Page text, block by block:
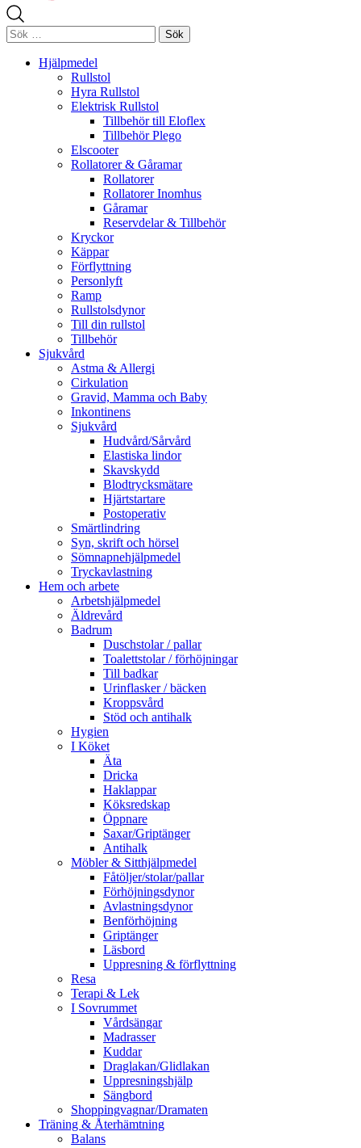
Sök
efter:
Hjälpmedel
Rullstol
Hyra Rullstol
Elektrisk Rullstol
Tillbehör till Eloflex
Tillbehör Plego
Elscooter
Rollatorer & Gåramar
Rollatorer
Rollatorer Inomhus
Gåramar
Reservdelar & Tillbehör
Kryckor
Käppar
Förflyttning
Personlyft
Ramp
Rullstolsdynor
Till din rullstol
Tillbehör
Sjukvård
Astma & Allergi
Cirkulation
Gravid, Mamma och Baby
Inkontinens
Sjukvård
Hudvård/Sårvård
Elastiska lindor
Skavskydd
Blodtrycksmätare
Hjärtstartare
Postoperativ
Smärtlindring
Syn, skrift och hörsel
Sömnapnehjälpmedel
Tryckavlastning
Hem och arbete
Arbetshjälpmedel
Äldrevård
Badrum
Duschstolar / pallar
Toalettstolar / förhöjningar
Till badkar
Urinflasker / bäcken
Kroppsvård
Stöd och antihalk
Hygien
I Köket
Äta
Dricka
Haklappar
Köksredskap
Öppnare
Saxar/Griptänger
Antihalk
Möbler & Sitthjälpmedel
Fåtöljer/stolar/pallar
Förhöjningsdynor
Avlastningsdynor
Benförhöjning
Griptänger
Läsbord
Uppresning & förflyttning
Resa
Terapi & Lek
I Sovrummet
Vårdsängar
Madrasser
Kuddar
Draglakan/Glidlakan
Uppresningshjälp
Sängbord
Shoppingvagnar/Dramaten
Träning & Återhämtning
Balans